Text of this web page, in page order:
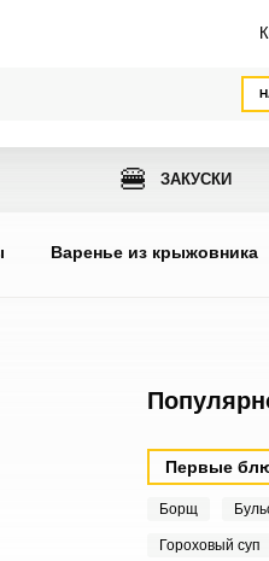
🍔 ЗАКУСКИ
Варенье из крыжовника
Первые
Борщ
Гороховый суп